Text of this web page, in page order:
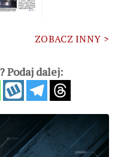
ZOBACZ INNY >
Podaj dalej: